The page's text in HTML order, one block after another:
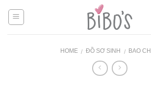
HOME / ĐỒ SƠ SINH / BAO